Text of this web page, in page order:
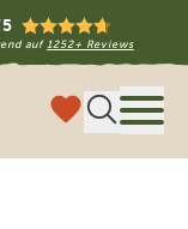
auf1252+ Reviews